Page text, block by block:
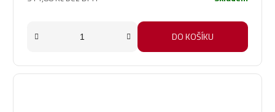
DO KOŠÍKU